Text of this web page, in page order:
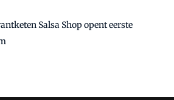
Salsa Shop opent eerste